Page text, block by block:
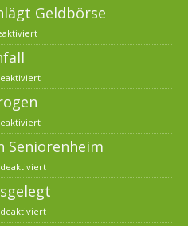
Geldbörse
Seniorenheim